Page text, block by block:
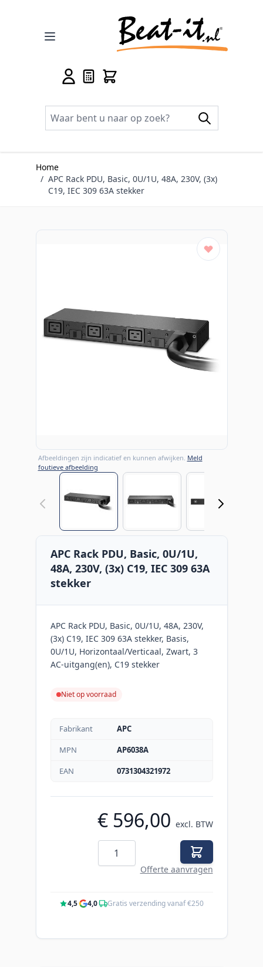
Home
/ APC Rack PDU, Basic, 0U/1U, 48A, 230V, (3x)
C19, IEC 309 63A stekker
Afbeeldingen zijn indicatief en kunnen afwijken. Meld
foutieve afbeelding
APC Rack PDU, Basic, 0U/1U,
48A, 230V, (3x) C19, IEC 309 63A
stekker
APC Rack PDU, Basic, 0U/1U, 48A, 230V,
(3x) C19, IEC 309 63A stekker, Basis,
0U/1U, Horizontaal/Verticaal, Zwart, 3
AC-uitgang(en), C19 stekker
Niet op voorraad
Fabrikant
APC
MPN
AP6038A
EAN
0731304321972
€ 596,00 excl. BTW
Aantal
Offerte aanvragen
4,5· 4,0· Gratis verzending vanaf €250